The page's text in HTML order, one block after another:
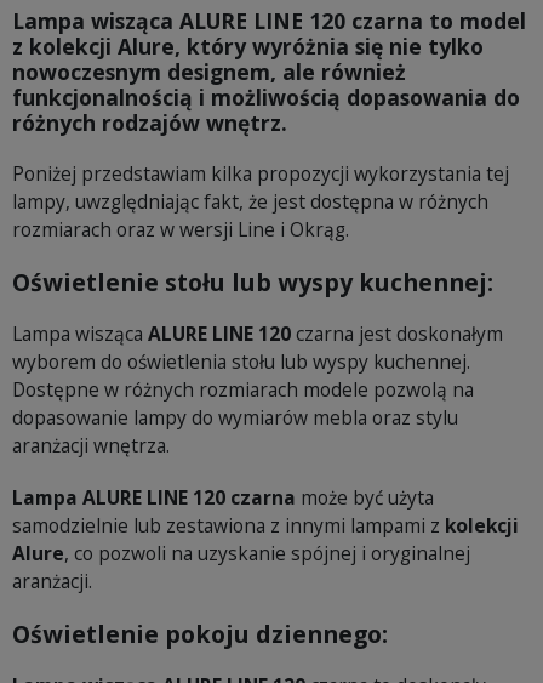
Lampa wisząca ALURE LINE 120 czarna to model
z kolekcji Alure, który wyróżnia się nie tylko
nowoczesnym designem, ale również
funkcjonalnością i możliwością dopasowania do
różnych rodzajów wnętrz.
Poniżej przedstawiam kilka propozycji wykorzystania tej
lampy, uwzględniając fakt, że jest dostępna w różnych
rozmiarach oraz w wersji Line i Okrąg.
Oświetlenie stołu lub wyspy kuchennej:
Lampa wisząca ALURE LINE 120czarna jest doskonałym
wyborem do oświetlenia stołu lub wyspy kuchennej.
Dostępne w różnych rozmiarach modele pozwolą na
dopasowanie lampy do wymiarów mebla oraz stylu
aranżacji wnętrza.
Lampa ALURE LINE 120 czarna może być użyta
samodzielnie lub zestawiona z innymi lampami z kolekcji
Alure, co pozwoli na uzyskanie spójnej i oryginalnej
aranżacji.
Oświetlenie pokoju dziennego: